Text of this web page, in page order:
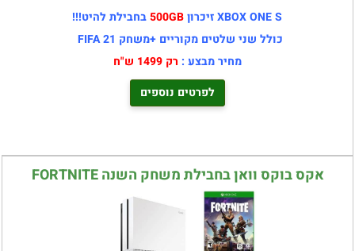
XBOX ONE S זיכרון 500GBבחבילת להיט!!!
כולל שני שלטים מקוריים +משחק FIFA 21
מחיר מבצע : רק 1499 ש"ח
לפרטים נוספים
אקס בוקס וואן בחבילת משחק השנה FORTNITE